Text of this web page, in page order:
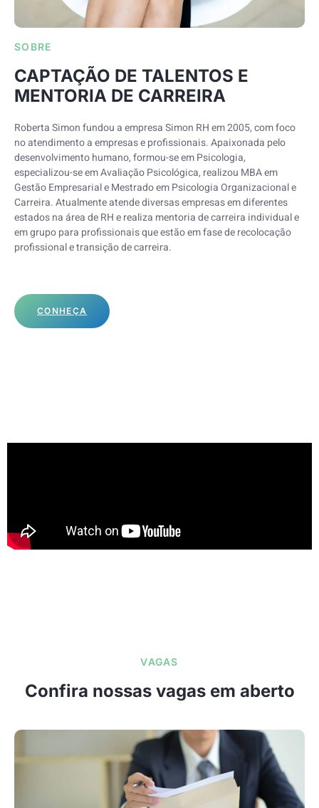
SOBRE
CAPTAÇÃO DE TALENTOS E
MENTORIA DE CARREIRA
Roberta Simon fundou a empresa Simon RH em 2005, com foco
no atendimento a empresas e profissionais. Apaixonada pelo
desenvolvimento humano, formou-se em Psicologia,
especializou-se em Avaliação Psicológica, realizou MBA em
Gestão Empresarial e Mestrado em Psicologia Organizacional e
Carreira. Atualmente atende diversas empresas em diferentes
estados na área de RH e realiza mentoria de carreira individual e
em grupo para profissionais que estão em fase de recolocação
profissional e transição de carreira.
CONHEÇA
VAGAS
Confira nossas vagas em aberto